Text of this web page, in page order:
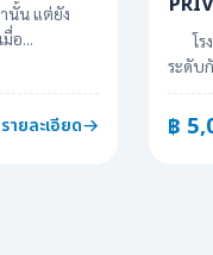
นั้น แต่ยัง
อ...
ายละเอียด
โรง
ระดับ
฿